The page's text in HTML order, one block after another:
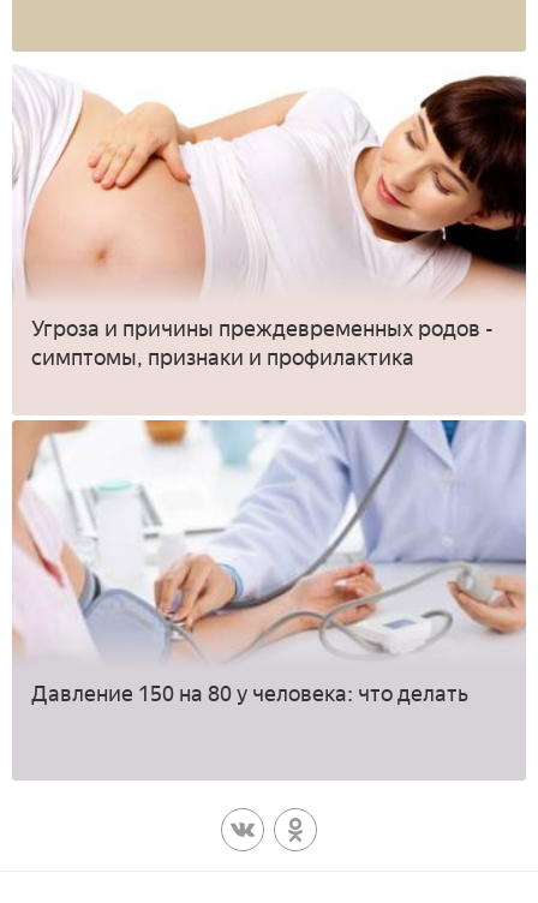
Угроза и причины преждевременных родов -
симптомы, признаки и профилактика
Давление 150 на 80 у человека: что делать